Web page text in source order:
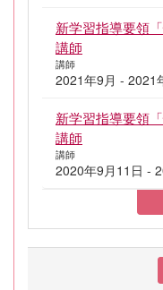
新学習指導要領
講師
講師
2021年9月 - 2021
新学習指導要領
講師
講師
2020年9月11日 -